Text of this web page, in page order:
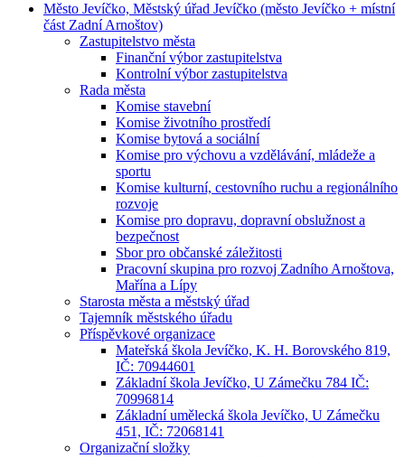
Město Jevíčko, Městský úřad Jevíčko (město Jevíčko + místní
část Zadní Arnoštov)
Zastupitelstvo města
Finanční výbor zastupitelstva
Kontrolní výbor zastupitelstva
Rada města
Komise stavební
Komise životního prostředí
Komise bytová a sociální
Komise pro výchovu a vzdělávání, mládeže a
sportu
Komise kulturní, cestovního ruchu a regionálního
rozvoje
Komise pro dopravu, dopravní obslužnost a
bezpečnost
Sbor pro občanské záležitosti
Pracovní skupina pro rozvoj Zadního Arnoštova,
Mařína a Lípy
Starosta města a městský úřad
Tajemník městského úřadu
Příspěvkové organizace
Mateřská škola Jevíčko, K. H. Borovského 819,
IČ: 70944601
Základní škola Jevíčko, U Zámečku 784 IČ:
70996814
Základní umělecká škola Jevíčko, U Zámečku
451, IČ: 72068141
Organizační složky